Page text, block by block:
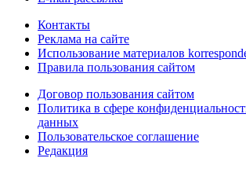
Контакты
Реклама на сайте
Использование материалов
Правила пользования сайтом
Договор пользования сайтом
Политика в сфере
данных
Пользовательское соглашение
Редакция